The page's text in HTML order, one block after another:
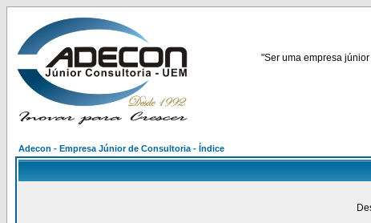
"Ser uma empresa
Adecon - Empresa Júnior de Consultoria - Índice